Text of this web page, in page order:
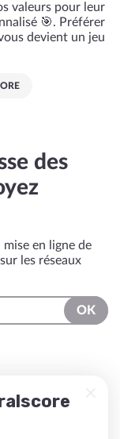
valeurs pour leur
🎯. Préférer
devient un jeu
des
en ligne de
les réseaux
OK